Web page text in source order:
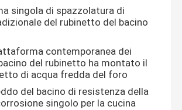
singola di spazzolatura di
del rubinetto del bacino
contemporanea dei
del rubinetto ha montato il
di acqua fredda del foro
del bacino di resistenza della
singolo per la cucina